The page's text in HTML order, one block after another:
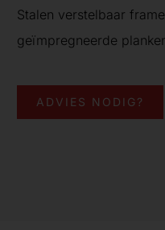
Stalen verstelbaar
geïmpregneerde
ADVIES NODIG?